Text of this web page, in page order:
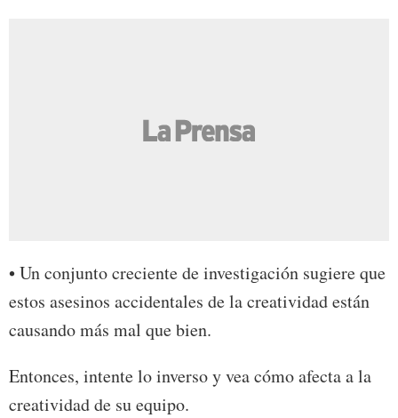
• Un conjunto creciente de investigación sugiere que
estos asesinos accidentales de la creatividad están
causando más mal que bien.
Entonces, intente lo inverso y vea cómo afecta a la
creatividad de su equipo.